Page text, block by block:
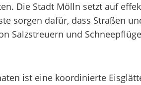
Die Stadt Mölln setzt auf
sorgen dafür, dass Straßen
Salzstreuern und
ist eine koordinierte